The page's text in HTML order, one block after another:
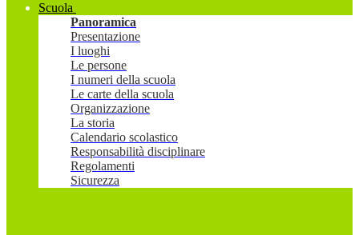
Scuola
Panoramica
Presentazione
I luoghi
Le persone
I numeri della scuola
Le carte della scuola
Organizzazione
La storia
Calendario scolastico
Responsabilità disciplinare
Regolamenti
Sicurezza